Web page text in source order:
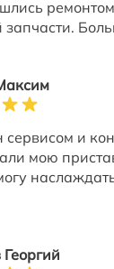
запчасти.
сервисом и
мою